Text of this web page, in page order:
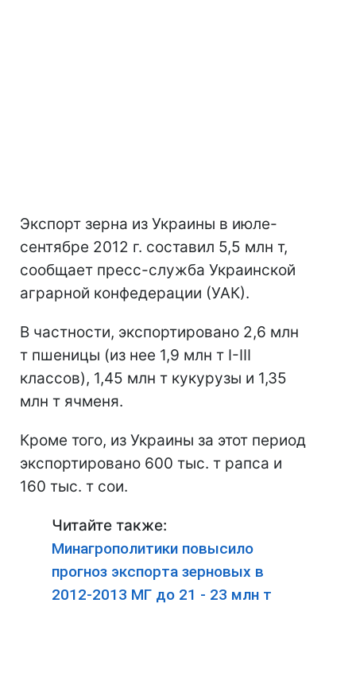
Экспорт зерна из Украины в июле-
сентябре 2012 г. составил 5,5 млн т,
сообщает пресс-служба Украинской
аграрной конфедерации (УАК).
В частности, экспортировано 2,6 млн
т пшеницы (из нее 1,9 млн т I-III
классов), 1,45 млн т кукурузы и 1,35
млн т ячменя.
Кроме того, из Украины за этот период
экспортировано 600 тыс. т рапса и
160 тыс. т сои.
Читайте также:
Минагрополитики повысило
прогноз экспорта зерновых в
2012-2013 МГ до 21 - 23 млн т